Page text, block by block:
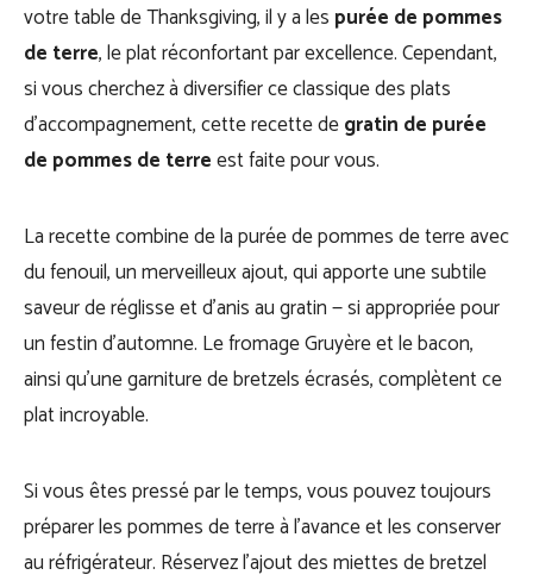
votre table de Thanksgiving, il y a les purée de pommes
de terre, le plat réconfortant par excellence. Cependant,
si vous cherchez à diversifier ce classique des plats
d’accompagnement, cette recette degratin de purée
de pommes de terreest faite pour vous.
La recette combine de la purée de pommes de terre avec
du fenouil, un merveilleux ajout, qui apporte une subtile
saveur de réglisse et d’anis au gratin — si appropriée pour
un festin d’automne. Le fromage Gruyère et le bacon,
ainsi qu’une garniture de bretzels écrasés, complètent ce
plat incroyable.
Si vous êtes pressé par le temps, vous pouvez toujours
préparer les pommes de terre à l’avance et les conserver
au réfrigérateur. Réservez l’ajout des miettes de bretzel